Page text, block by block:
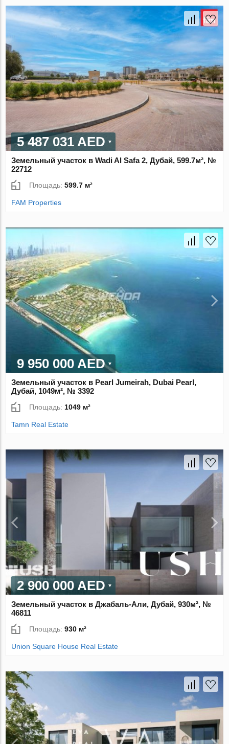
5 487 031 AED
Земельный участок в Wadi Al Safa 2, Дубай, 599.7м², №
22712
Площадь:599.7 м²
FAM Properties
9 950 000 AED
Земельный участок в Pearl Jumeirah, Dubai Pearl,
Дубай, 1049м², № 3392
Площадь: 1049 м²
Tamn Real Estate
2 900 000 AED
Земельный участок в Джабаль-Али, Дубай, 930м², №
46811
Площадь:930 м²
Union Square House Real Estate